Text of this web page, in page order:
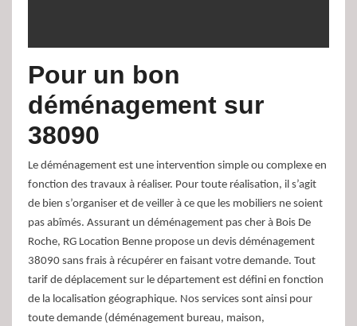
Pour un bon
déménagement sur
38090
Le déménagement est une intervention simple ou complexe en
fonction des travaux à réaliser. Pour toute réalisation, il s’agit
de bien s’organiser et de veiller à ce que les mobiliers ne soient
pas abîmés. Assurant un déménagement pas cher à Bois De
Roche, RG Location Benne propose un devis déménagement
38090 sans frais à récupérer en faisant votre demande. Tout
tarif de déplacement sur le département est défini en fonction
de la localisation géographique. Nos services sont ainsi pour
toute demande (déménagement bureau, maison,